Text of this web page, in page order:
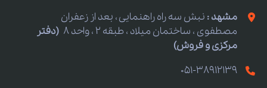
مشهد : نبش سه راه راهنمایی ، بعد از زعفران
مصطفوی ، ساختمان میلاد ، طبقه 2 ، واحد 8
(دفتر
مرکزی و فروش)
051-38912139